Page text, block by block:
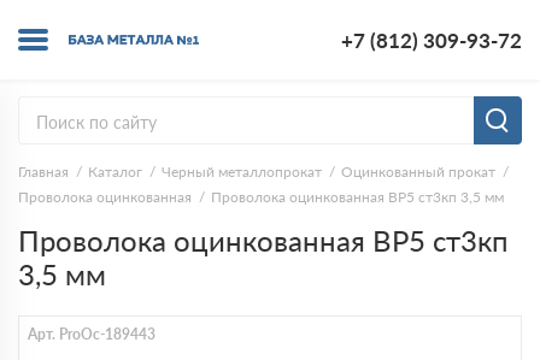
+7 (812) 309-93-72
Главная Каталог Черный металлопрокат
Оцинкованный прокат
Проволока оцинкованная
Проволока оцинкованная ВР5 ст3кп 3,5 мм
Проволока оцинкованная ВР5 ст3кп
3,5 мм
Арт. ProOc-189443